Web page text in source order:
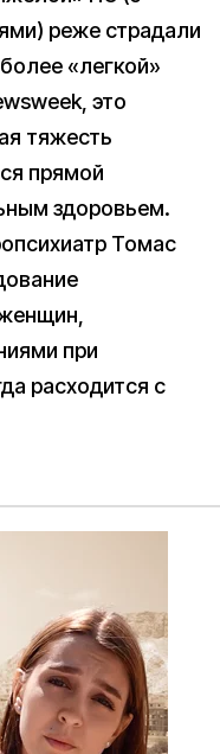
реже страдали
«легкой»
это
тяжесть
прямой
здоровьем.
Томас
при
расходится с